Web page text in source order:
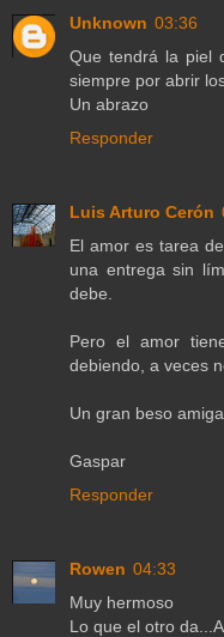
Unknown 03:36
Que tendrá la piel
siempre por abrir
Un abrazo
Responder
Luis Arturo Cerón
El amor es tarea
una entrega sin
debe.
Pero el amor
debiendo, a veces
Un gran beso amiga
Gaspar
Responder
Rowen 04:33
Muy hermoso
Lo que el otro